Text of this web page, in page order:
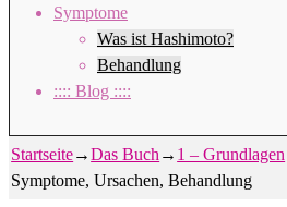
Symptome
Was ist Hashimoto?
Behandlung
:::: Blog ::::
Startseite→Das Buch → 1 – Grundlagen
Symptome, Ursachen, Behandlung